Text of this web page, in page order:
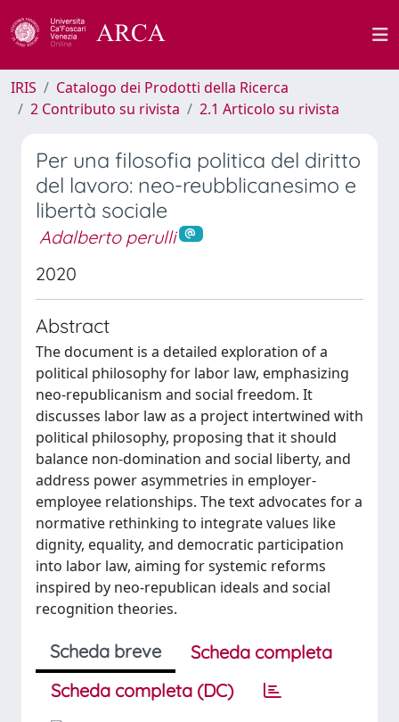
IRIS
Catalogo dei Prodotti della Ricerca
2 Contributo su rivista
2.1 Articolo su rivista
Per una filosofia politica del diritto
del lavoro: neo-reubblicanesimo e
libertà sociale
Adalberto perulli
2020
Abstract
The document is a detailed exploration of a
political philosophy for labor law, emphasizing
neo-republicanism and social freedom. It
discusses labor law as a project intertwined with
political philosophy, proposing that it should
balance non-domination and social liberty, and
address power asymmetries in employer-
employee relationships. The text advocates for a
normative rethinking to integrate values like
dignity, equality, and democratic participation
into labor law, aiming for systemic reforms
inspired by neo-republican ideals and social
recognition theories.
Scheda breve
Scheda completa
Scheda completa (DC)